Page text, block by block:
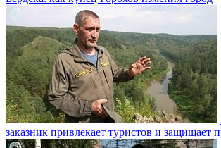
заказник привлекает туристов и защищает